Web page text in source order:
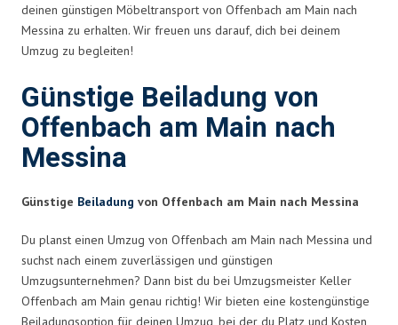
deinen günstigen Möbeltransport von Offenbach am Main nach
Messina zu erhalten. Wir freuen uns darauf, dich bei deinem
Umzug zu begleiten!
Günstige Beiladung von
Offenbach am Main nach
Messina
Günstige Beiladung von Offenbach am Main nach Messina
Du planst einen Umzug von Offenbach am Main nach Messina und
suchst nach einem zuverlässigen und günstigen
Umzugsunternehmen? Dann bist du bei Umzugsmeister Keller
Offenbach am Main genau richtig! Wir bieten eine kostengünstige
Beiladungsoption für deinen Umzug, bei der du Platz und Kosten